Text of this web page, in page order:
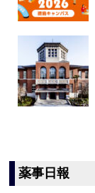
薬事日報